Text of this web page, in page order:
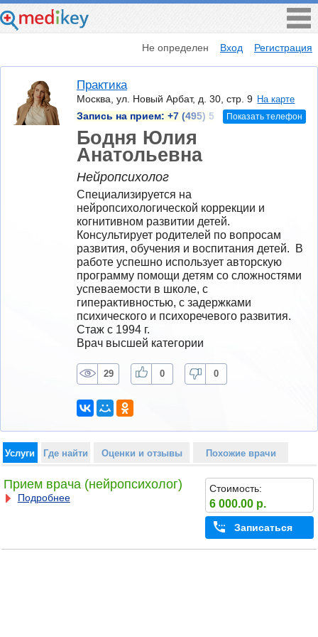
Не определен Вход Регистрация
Практика
Москва, ул. Новый Арбат, д. 30, стр. 9 На карте
Запись на прием: +7 (495) 5 Показать телефон
Бодня Юлия
Анатольевна
Нейропсихолог
Специализируется на
нейропсихологической коррекции и
когнитивном развитии детей.
Консультирует родителей по вопросам
развития, обучения и воспитания детей.  В
работе успешно использует авторскую
программу помощи детям со сложностями
успеваемости в школе, с
гиперактивностью, с задержками
психического и психоречевого развития.
Стаж с 1994 г.
Врач высшей категории
29 0 0
Услуги Где найти Оценки и отзывы Похожие врачи
Прием врача (нейропсихолог)
Подробнее
Стоимость:
6 000.00 р.
Записаться